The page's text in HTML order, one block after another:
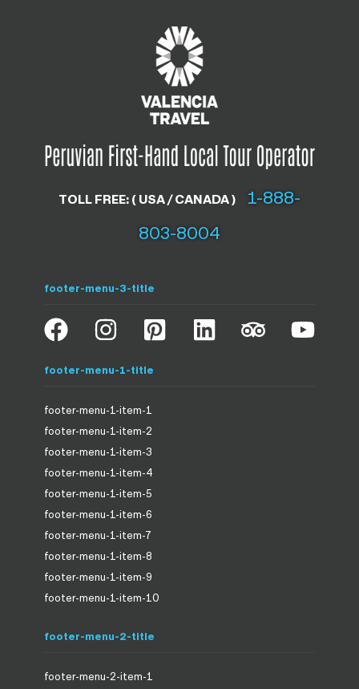
footer-menu-1-title
footer-menu-1-item-1
footer-menu-1-item-2
footer-menu-1-item-3
footer-menu-1-item-4
footer-menu-1-item-5
footer-menu-1-item-6
footer-menu-1-item-7
footer-menu-1-item-8
footer-menu-1-item-9
footer-menu-1-item-10
footer-menu-2-title
footer-menu-2-item-1
TOLL FREE: ( USA / CANADA )
1-888-
803-8004
footer-menu-3-title